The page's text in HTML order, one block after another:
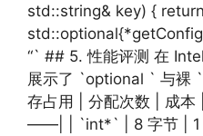
std::string& key) {
“` ## 5. 性能评测 在
展示了 `optional ` 与裸
存占用 | 分配次数 |
——| | `int*` | 8 字节 | 1